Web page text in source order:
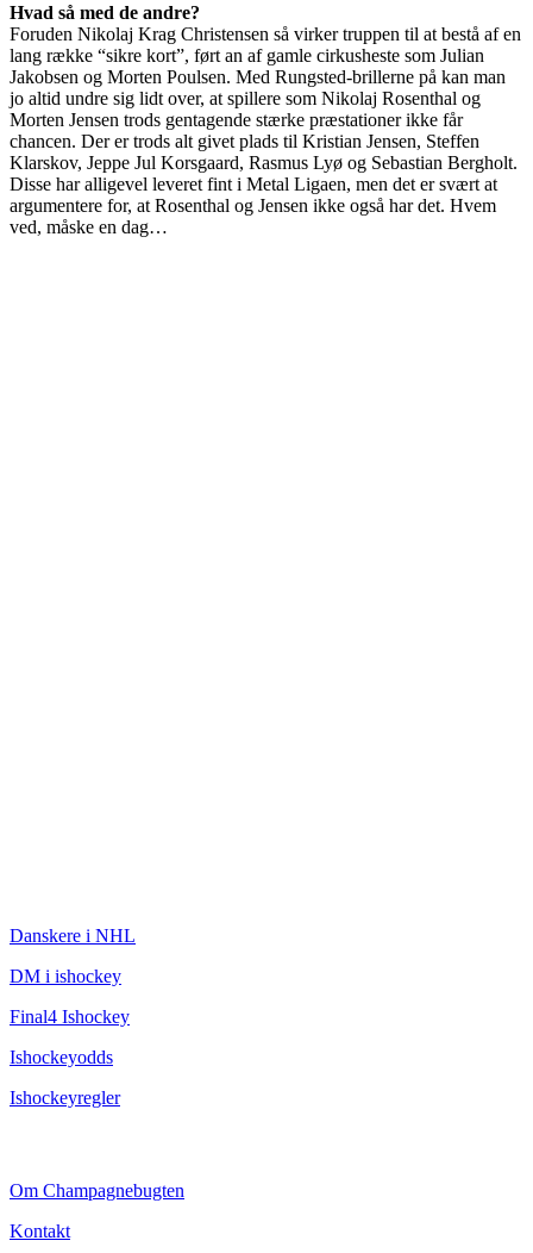
Hvad så med de andre?
Foruden Nikolaj Krag Christensen så virker truppen til at bestå af en
lang række “sikre kort”, ført an af gamle cirkusheste som Julian
Jakobsen og Morten Poulsen. Med Rungsted-brillerne på kan man
jo altid undre sig lidt over, at spillere som Nikolaj Rosenthal og
Morten Jensen trods gentagende stærke præstationer ikke får
chancen. Der er trods alt givet plads til Kristian Jensen, Steffen
Klarskov, Jeppe Jul Korsgaard, Rasmus Lyø og Sebastian Bergholt.
Disse har alligevel leveret fint i Metal Ligaen, men det er svært at
argumentere for, at Rosenthal og Jensen ikke også har det. Hvem
ved, måske en dag…
Danskere i NHL
DM i ishockey
Final4 Ishockey
Ishockeyodds
Ishockeyregler
Om Champagnebugten
Kontakt